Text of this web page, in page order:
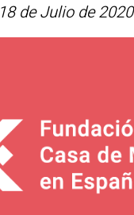
18 de Julio de 2020